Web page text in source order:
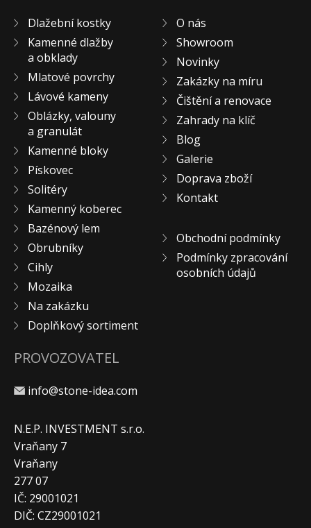
Dlažební kostky
Kamenné dlažby
a obklady
Mlatové povrchy
Lávové kameny
Oblázky, valouny
a granulát
Kamenné bloky
Pískovec
Solitéry
Kamenný koberec
Bazénový lem
Obrubníky
Cihly
Mozaika
Na zakázku
Doplňkový sortiment
O nás
Showroom
Novinky
Zakázky na míru
Čištění a renovace
Zahrady na klíč
Blog
Galerie
Doprava zboží
Kontakt
Obchodní podmínky
Podmínky zpracování
osobních údajů
PROVOZOVATEL
info@stone-idea.com
N.E.P. INVESTMENT s.r.o.
Vraňany 7
Vraňany
277 07
IČ: 29001021
DIČ: CZ29001021